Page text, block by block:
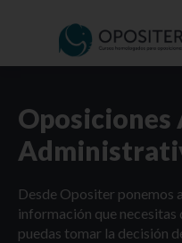
Desde Opositer ponemos
información que necesitas
puedas tomar la decisión